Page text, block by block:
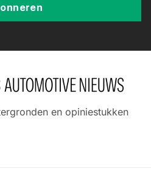
en opiniestukken